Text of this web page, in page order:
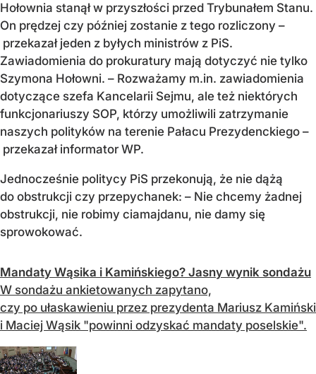
Hołownia stanął w przyszłości przed Trybunałem Stanu.
On prędzej czy później zostanie z tego rozliczony –
przekazał jeden z byłych ministrów z PiS.
Zawiadomienia do prokuratury mają dotyczyć nie tylko
Szymona Hołowni. – Rozważamy m.in. zawiadomienia
dotyczące szefa Kancelarii Sejmu, ale też niektórych
funkcjonariuszy SOP, którzy umożliwili zatrzymanie
naszych polityków na terenie Pałacu Prezydenckiego –
przekazał informator WP.
Jednocześnie politycy PiS przekonują, że nie dążą
do obstrukcji czy przepychanek: – Nie chcemy żadnej
obstrukcji, nie robimy ciamajdanu, nie damy się
sprowokować.
Mandaty Wąsika i Kamińskiego? Jasny wynik sondażu
W sondażu ankietowanych zapytano,
czy po ułaskawieniu przez prezydenta Mariusz Kamiński
i Maciej Wąsik "powinni odzyskać mandaty poselskie".